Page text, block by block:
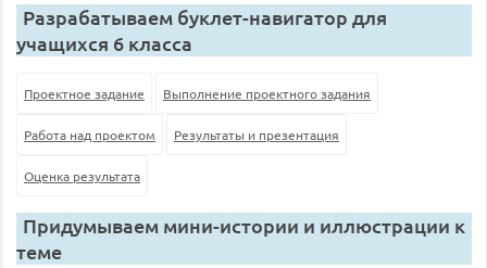
Разрабатываем буклет-навигатор для
учащихся 6 класса
Проектное задание Выполнение проектного задания
Работа над проектом Результаты и презентация
Оценка результата
Придумываем мини-истории и иллюстрации к
теме